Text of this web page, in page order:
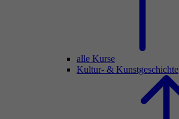
alle Kurse
Kultur- & Kunstgeschichte